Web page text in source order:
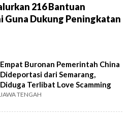
216 Bantuan
Guna Dukung Peningkatan
Empat Buronan Pemerintah China
Dideportasi dari Semarang,
Diduga Terlibat Love Scamming
JAWA TENGAH